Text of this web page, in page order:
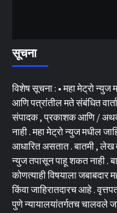
सूचना
विशेष सूचना : • महा मेट्रो न्युज
आणि पत्रांतील मते संबंधित
संपादक , प्रकाशक आणि / अथवा
नाही . महा मेट्रो न्युज मधील
आधारित असतात . बातमी , लेख
न्युज तपासून पाहू शकत नाही .
कोणत्याही विषयाला
किंवा जाहिरातदारच आहे .
पुणे न्यायालयांतर्गतच चालवले